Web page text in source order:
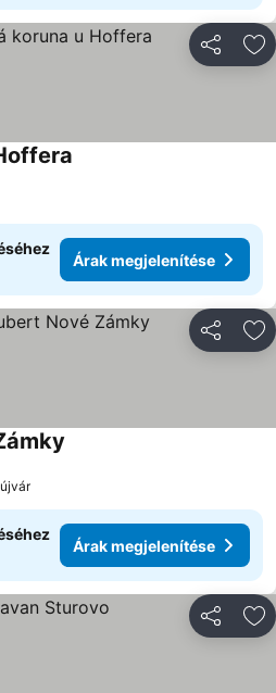
Árak megjelenítése
Árak megjelenítése